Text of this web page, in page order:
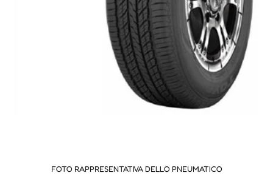
FOTO RAPPRESENTATIVA DELLO PNEUMATICO